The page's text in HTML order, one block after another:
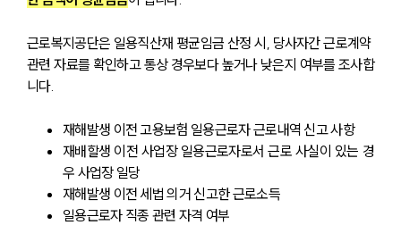
근로복지공단은 일용직산재 평균임금 산정 시, 당사자간 근로계약
관련 자료를 확인하고 통상 경우보다 높거나 낮은지 여부를 조사합
니다.
재해발생 이전 고용보험 일용근로자 근로내역 신고 사항
재배할생 이전 사업장 일용근로자로서 근로 사실이 있는 경
우 사업장 일당
재해발생 이전 세법 의거 신고한 근로소득
일용근로자 직종 관련 자격 여부